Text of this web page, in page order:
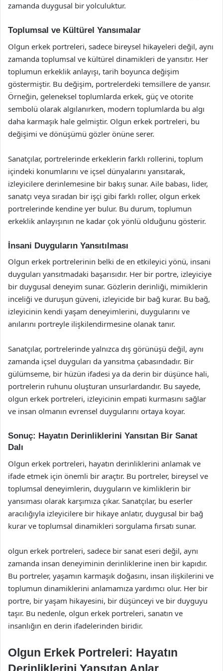
zamanda duygusal bir yolculuktur.
Toplumsal ve Kültürel Yansımalar
Olgun erkek portreleri, sadece bireysel hikayeleri değil, aynı
zamanda toplumsal ve kültürel dinamikleri de yansıtır. Her
toplumun erkeklik anlayışı, tarih boyunca değişim
göstermiştir. Bu değişim, portrelerdeki temsillere de yansır.
Örneğin, geleneksel toplumlarda erkek, güç ve otorite
sembolü olarak algılanırken, modern toplumlarda bu algı
daha karmaşık hale gelmiştir. Olgun erkek portreleri, bu
değişimi ve dönüşümü gözler önüne serer.
Sanatçılar, portrelerinde erkeklerin farklı rollerini, toplum
içindeki konumlarını ve içsel dünyalarını yansıtarak,
izleyicilere derinlemesine bir bakış sunar. Aile babası, lider,
sanatçı veya sıradan bir işçi gibi farklı roller, olgun erkek
portrelerinde kendine yer bulur. Bu durum, toplumun
erkeklik anlayışının ne kadar çok yönlü olduğunu gösterir.
İnsani Duyguların Yansıtılması
Olgun erkek portrelerinin belki de en etkileyici yönü, insani
duyguları yansıtmadaki başarısıdır. Her bir portre, izleyiciye
bir duygusal deneyim sunar. Gözlerin derinliği, mimiklerin
inceliği ve duruşun güveni, izleyicide bir bağ kurar. Bu bağ,
izleyicinin kendi yaşam deneyimlerini, duygularını ve
anılarını portreyle ilişkilendirmesine olanak tanır.
Sanatçılar, portrelerinde yalnızca dış görünüşü değil, aynı
zamanda içsel duyguları da yansıtma çabasındadır. Bir
gülümseme, bir hüzün ifadesi ya da derin bir düşünce hali,
portrelerin ruhunu oluşturan unsurlardandır. Bu sayede,
olgun erkek portreleri, izleyicinin empati kurmasını sağlar
ve insan olmanın evrensel duygularını ortaya koyar.
Sonuç: Hayatın Derinliklerini Yansıtan Bir Sanat
Dalı
Olgun erkek portreleri, hayatın derinliklerini anlamak ve
ifade etmek için önemli bir araçtır. Bu portreler, bireysel ve
toplumsal deneyimlerin, duyguların ve kimliklerin bir
yansıması olarak karşımıza çıkar. Sanatçılar, bu eserler
aracılığıyla izleyicilere bir hikaye anlatır, duygusal bir bağ
kurar ve toplumsal dinamikleri sorgulama fırsatı sunar.
olgun erkek portreleri, sadece bir sanat eseri değil, aynı
zamanda insan deneyiminin derinliklerine inen bir kapıdır.
Bu portreler, yaşamın karmaşık doğasını, insan ilişkilerini ve
toplumun dinamiklerini anlamamıza yardımcı olur. Her bir
portre, bir yaşam hikayesini, bir düşünceyi ve bir duyguyu
taşır. Bu nedenle, olgun erkek portreleri, sanatın ve
insanlığın en derin ifadelerinden biridir.
Olgun Erkek Portreleri: Hayatın
Derinliklerini Yansıtan Anlar